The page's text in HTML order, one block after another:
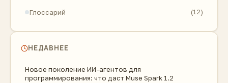
Глоссарий (12)
НЕДАВНЕЕ
Новое поколение ИИ-агентов для
программирования: что даст Muse Spark 1.2